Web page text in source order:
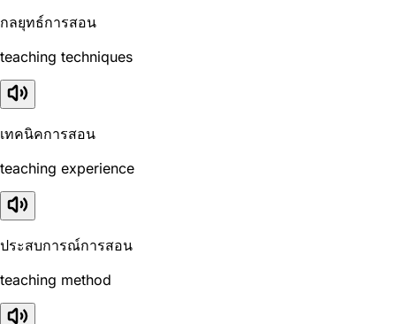
กลยุทธ์การสอน
teaching techniques
เทคนิคการสอน
teaching experience
ประสบการณ์การสอน
teaching method